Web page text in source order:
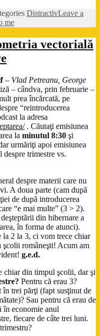
DistractivLeave a
me
vectorială
– Vlad Petreanu, George
– cândva, prin februarie –
prea încărcată, pe
“reintroducerea
la adresa
. Căutaţi emisiunea
la minutul 8:30 şi
urmăriţi apoi emisiunea
despre trimestre vs.
despre materii care nu
A doua parte (cam după
de după introducerea
“e mai multe” (3 > 2).
din hibernare a
în forma de atunci).
2 la 3, ci vom trece chiar
şcolii româneşti! Acum am
g.e.d.
chiar din timpul şcolii, dar şi
Pentru că erau 3?
trei părţi (fapt susţinut de
Sau pentru că erau de
în economie anul
fiecare de câte trei luni.